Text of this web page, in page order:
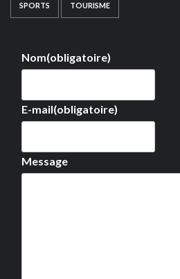
SPORTS TOURISME
Nom(obligatoire)
E-mail(obligatoire)
Message